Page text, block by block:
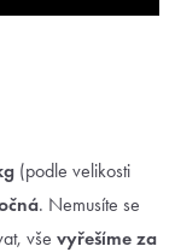
(podle velikosti
. Nemusíte se
vše vyřešíme za